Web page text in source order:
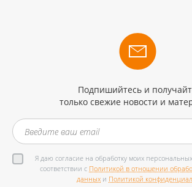
Подпишийтесь и
только свежие новости и
Я даю согласие на обработку моих
соответствии с Политикой в отношении
данных и Политикой